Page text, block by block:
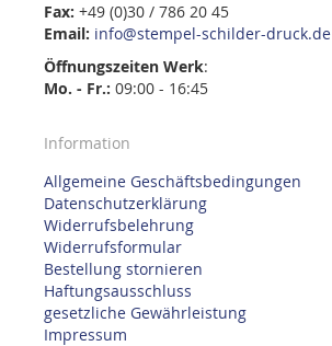
Fax: +49 (0)30 / 786 20 45
Email: info@stempel-schilder-druck.de
Öffnungszeiten Werk:
Mo. - Fr.: 09:00 - 16:45
Information
Allgemeine Geschäftsbedingungen
Datenschutzerklärung
Widerrufsbelehrung
Widerrufsformular
Bestellung stornieren
Haftungsausschluss
gesetzliche Gewährleistung
Impressum